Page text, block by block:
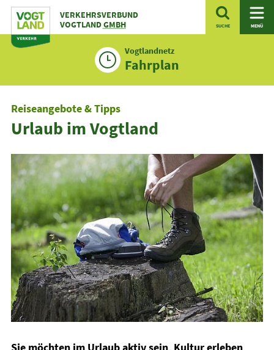
Zum
Inhalt
VERKEHRSVERBUND
VOGTLANDGMBH SUCHE MENÜ
Vogtlandnetz
Fahrplan
Reiseangebote & Tipps
Urlaub im Vogtland
Sie möchten im Urlaub aktiv sein, Kultur erleben